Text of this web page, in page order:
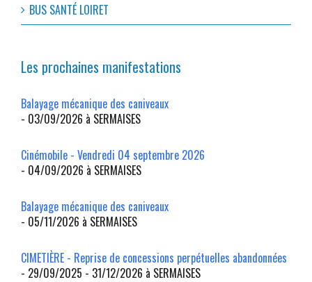
BUS SANTÉ LOIRET
Les prochaines manifestations
Balayage mécanique des caniveaux
- 03/09/2026 à SERMAISES
Cinémobile - Vendredi 04 septembre 2026
- 04/09/2026 à SERMAISES
Balayage mécanique des caniveaux
- 05/11/2026 à SERMAISES
CIMETIÈRE - Reprise de concessions perpétuelles abandonnées
- 29/09/2025 - 31/12/2026 à SERMAISES